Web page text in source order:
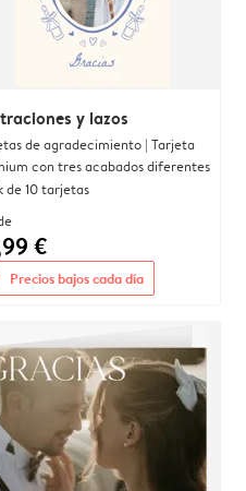
y lazos
de agradecimiento | Tarjeta
con tres acabados diferentes
de 10 tarjetas
€
Precios bajos cada día